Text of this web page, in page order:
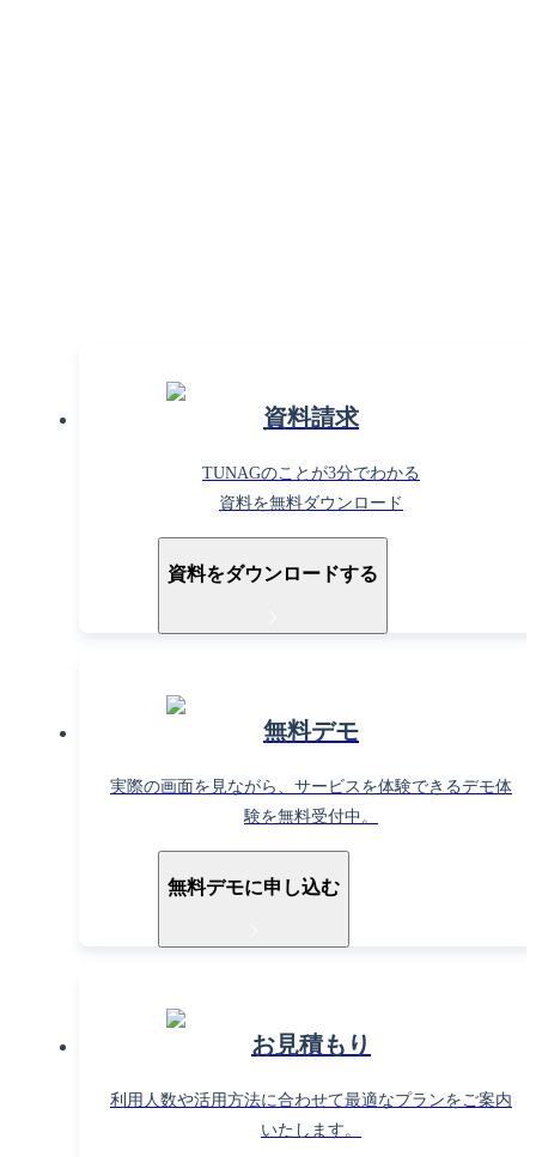
資料請求
TUNAGのことが3分でわかる
資料を無料ダウンロード
資料をダウンロードする
無料デモ
実際の画面を見ながら、サービスを体験できるデモ体
験を無料受付中。
無料デモに申し込む
お見積もり
利用人数や活用方法に合わせて最適なプランをご案内
いたします。